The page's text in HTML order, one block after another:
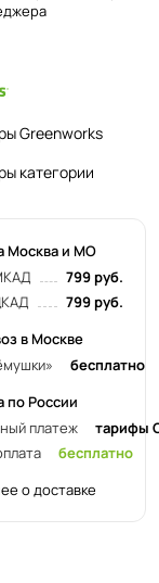
Greenworks
категории
Москва и МО
799 руб.
799 руб.
в Москве
бесплатно
по России
платеж
тарифы
бесплатно
о доставке